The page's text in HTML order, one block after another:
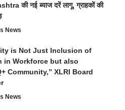
की नई ब्याज दरें लागू, ग्राहकों की
News
is Not Just Inclusion of
in Workforce but also
Community,” XLRI Board
News